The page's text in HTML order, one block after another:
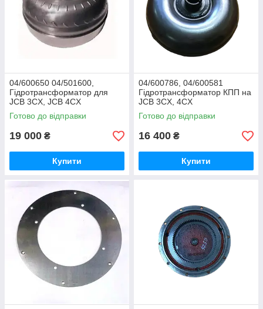
04/600650 04/501600,
Гідротрансформатор для
JCB 3CX, JCB 4CX
Готово до відправки
19 000 ₴
Купити
04/600786, 04/600581
Гідротрансформатор КПП на
JCB 3CX, 4CX
Готово до відправки
16 400 ₴
Купити